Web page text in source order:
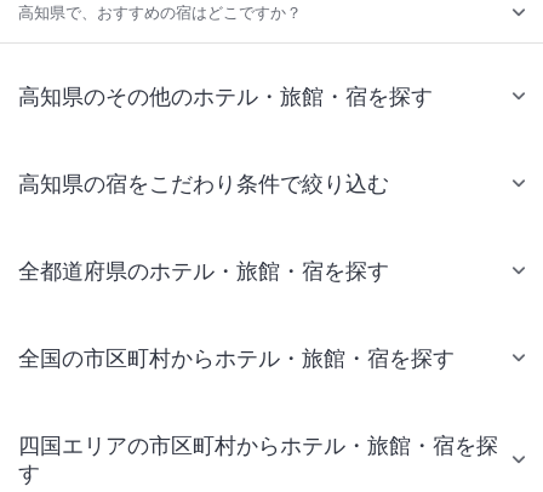
高知県で、おすすめの宿はどこですか？
高知県のその他のホテル・旅館・宿を探す
高知県の宿をこだわり条件で絞り込む
全都道府県のホテル・旅館・宿を探す
全国の市区町村からホテル・旅館・宿を探す
四国エリアの市区町村からホテル・旅館・宿を探
す